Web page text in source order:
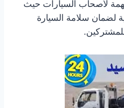
لأصحاب السيارات حيث
لضمان سلامة السيارة